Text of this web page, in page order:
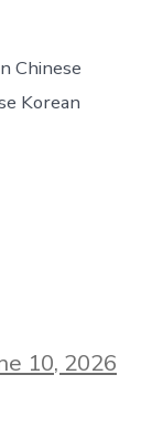
Chinese
Korean
10, 2026